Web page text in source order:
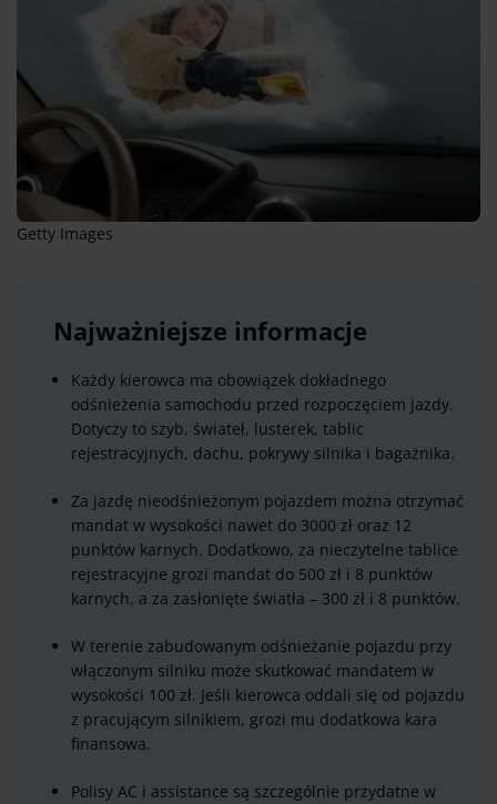
Getty Images
Najważniejsze informacje
Każdy kierowca ma obowiązek dokładnego
odśnieżenia samochodu przed rozpoczęciem jazdy.
Dotyczy to szyb, świateł, lusterek, tablic
rejestracyjnych, dachu, pokrywy silnika i bagażnika.
Za jazdę nieodśnieżonym pojazdem można otrzymać
mandat w wysokości nawet do 3000 zł oraz 12
punktów karnych. Dodatkowo, za nieczytelne tablice
rejestracyjne grozi mandat do 500 zł i 8 punktów
karnych, a za zasłonięte światła – 300 zł i 8 punktów.
W terenie zabudowanym odśnieżanie pojazdu przy
włączonym silniku może skutkować mandatem w
wysokości 100 zł. Jeśli kierowca oddali się od pojazdu
z pracującym silnikiem, grozi mu dodatkowa kara
finansowa.
Polisy AC i assistance są szczególnie przydatne w